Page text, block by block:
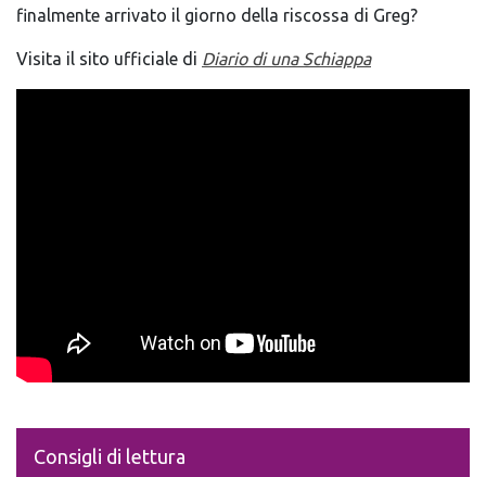
finalmente arrivato il giorno della riscossa di Greg?
Visita il sito ufficiale di Diario di una Schiappa
Consigli di lettura